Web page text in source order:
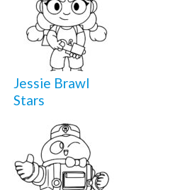
Jessie Brawl
Stars